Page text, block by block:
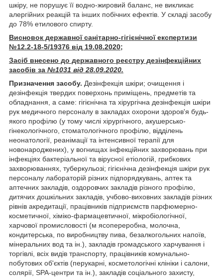
шкіру, не порушує її водно-жировий баланс, не викликає
алергійних реакцій та інших побічних ефектів. У складі засобу
до 78% етилового спирту.
Висновок державної санітарно-гігієнічної експертизи
№12.2-18-5/19376 від 19.08.2020;
Засіб внесено до державного реєстру дезінфекційних
засобів за №1031 від 28.09.2020.
Призначення засобу. Дезінфекція шкіри; очищення і
дезінфекція твердих поверхонь приміщень, предметів та
обладнання, а саме: гігієнічна та хірургічна дезінфекція шкіри
рук медичного персоналу в закладах охорони здоров'я будь-
якого профілю (у тому числі хірургічного, акушерсько-
гінекологічного, стоматологічного профілю, відділень
неонатології, реанімації та інтенсивної терапії для
новонароджених), у вогнищах інфекційних захворювань при
інфекціях бактеріальної та вірусної етіологій, грибкових
захворюваннях, туберкульозі; гігієнічна дезінфекція шкіри рук
персоналу лабораторій різних підпорядкувань, аптек та
аптечних закладів, оздоровчих закладів різного профілю,
дитячих дошкільних закладів, учбово-виховних закладів різних
рівнів акредитації, працівників підприємств парфюмерно-
косметичної, хіміко-фармацевтичної, мікробіологічної,
харчової промисловості (м ясопереробна, молочна,
кондитерська, по виробництву пива, безалкогольних напоїв,
мінеральних вод та ін.), закладів громадського харчування і
торгівлі, всіх видів транспорту, працівників комунально-
побутових об'єктів (перукарні, косметологічні клініки і салони,
солярії, SPA-центри та ін.), закладів соціального захисту,